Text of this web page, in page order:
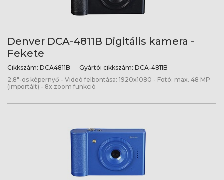
Denver DCA-4811B Digitális kamera -
Fekete
Cikkszám: DCA4811B Gyártói cikkszám: DCA-4811B
2,8"-os képernyő - Videó felbontása: 1920x1080 - Fotó: max. 48 MP
(importált) - 8x zoom funkció